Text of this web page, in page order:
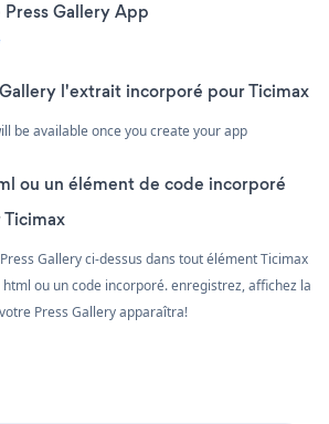
Gallery App
l'extrait incorporé pour Ticimax
be available once you create your app
ou un élément de code incorporé
Gallery ci-dessus dans tout élément Ticimax
ou un code incorporé. enregistrez, affichez la
Press Gallery apparaîtra!